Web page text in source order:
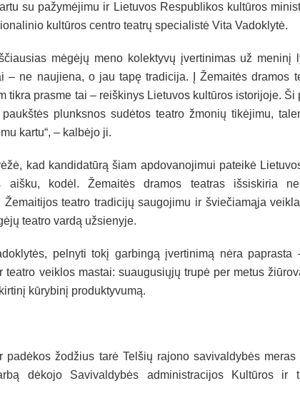
su pažymėjimu ir Lietuvos Respublikos kultūros
kultūros centro teatrų specialistė Vita Vadoklytė.
mėgėjų meno kolektyvų įvertinimas už meninį
– ne naujiena, o jau tapę tradicija. Į Žemaitės dramos
tikra prasme tai – reiškinys Lietuvos kultūros istorijoje.
plunksnos sudėtos teatro žmonių tikėjimu,
kartu“, – kalbėjo ji.
kad kandidatūrą šiam apdovanojimui pateikė
aišku, kodėl. Žemaitės dramos teatras išsiskiria
Žemaitijos teatro tradicijų saugojimu ir šviečiamąja
teatro vardą užsienyje.
pelnyti tokį garbingą įvertinimą nėra
teatro veiklos mastai: suaugusiųjų trupė per metus
kūrybinį produktyvumą.
padėkos žodžius tarė Telšių rajono savivaldybės
dėkojo Savivaldybės administracijos Kultūros ir